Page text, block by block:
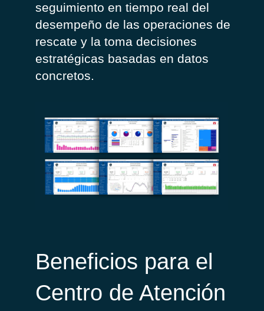
seguimiento en tiempo real del
desempeño de las operaciones de
rescate y la toma decisiones
estratégicas basadas en datos
concretos.
Beneficios para el
Centro de Atención